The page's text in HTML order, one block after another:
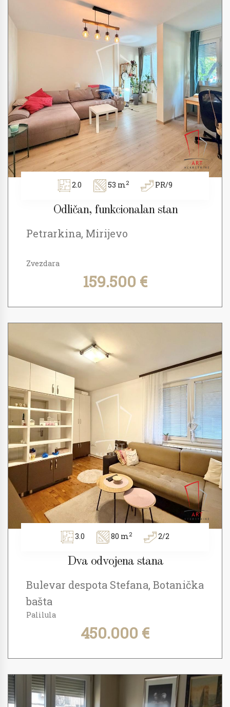
2.0 53 m2 PR/9
Odličan, funkcionalan stan
Petrarkina, Mirijevo
Zvezdara
159.500 €
3.0 80 m2 2/2
Dva odvojena stana
Bulevar despota Stefana, Botanička
bašta
Palilula
450.000 €